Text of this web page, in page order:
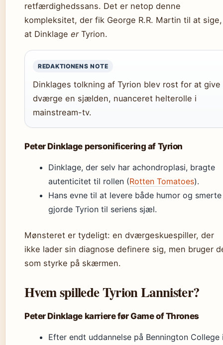
retfærdighedssans. Det er netop denne
kompleksitet, der fik George R.R. Martin til at sige,
at Dinklage erTyrion.
REDAKTIONENS NOTE
Dinklages tolkning af Tyrion blev rost for at give
dværge en sjælden, nuanceret helterolle i
mainstream-tv.
Peter Dinklage personificering af Tyrion
Dinklage, der selv har achondroplasi, bragte
autenticitet til rollen (Rotten Tomatoes).
Hans evne til at levere både humor og smerte
gjorde Tyrion til seriens sjæl.
Mønsteret er tydeligt: en dværgeskuespiller, der
ikke lader sin diagnose definere sig, men bruger
som styrke på skærmen.
Hvem spillede Tyrion Lannister?
Peter Dinklage karriere før Game of Thrones
Efter endt uddannelse på Bennington College